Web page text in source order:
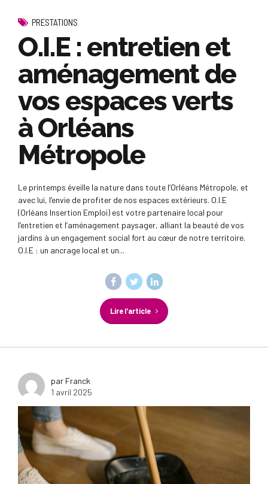
PRESTATIONS
O.I.E : entretien et
aménagement de
vos espaces verts
à Orléans
Métropole
Le printemps éveille la nature dans toute l’Orléans Métropole, et
avec lui, l’envie de profiter de nos espaces extérieurs. O.I.E
(Orléans Insertion Emploi) est votre partenaire local pour
l’entretien et l’aménagement paysager, alliant la beauté de vos
jardins à un engagement social fort au cœur de notre territoire.
O.I.E : un ancrage local et un...
Lire l'article
par Franck
1 avril 2025